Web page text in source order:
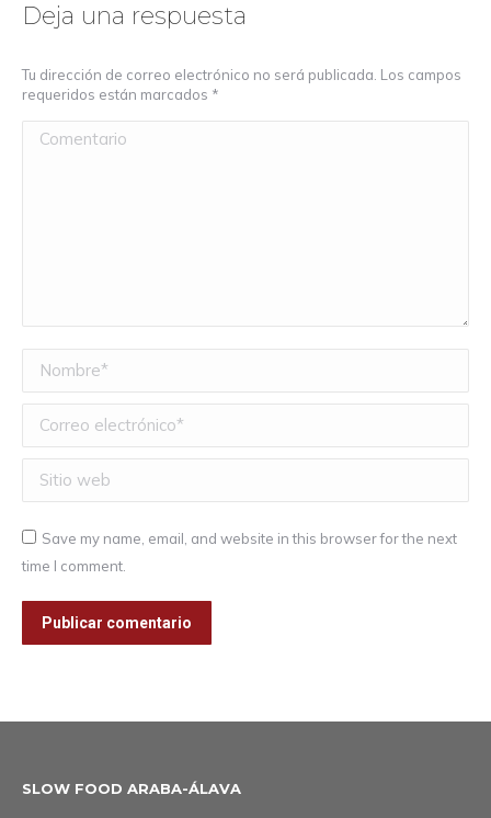
Deja una respuesta
Tu dirección de correo electrónico no será publicada. Los campos
requeridos están marcados *
Comentario
Nombre *
Correo electrónico *
Sitio web
Save my name, email, and website in this browser for the next
time I comment.
Publicar comentario
SLOW FOOD ARABA-ÁLAVA